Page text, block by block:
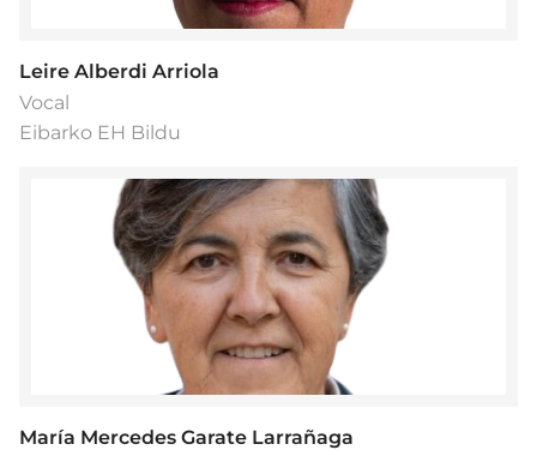
Leire Alberdi Arriola
Vocal
Eibarko EH Bildu
María Mercedes Garate Larrañaga